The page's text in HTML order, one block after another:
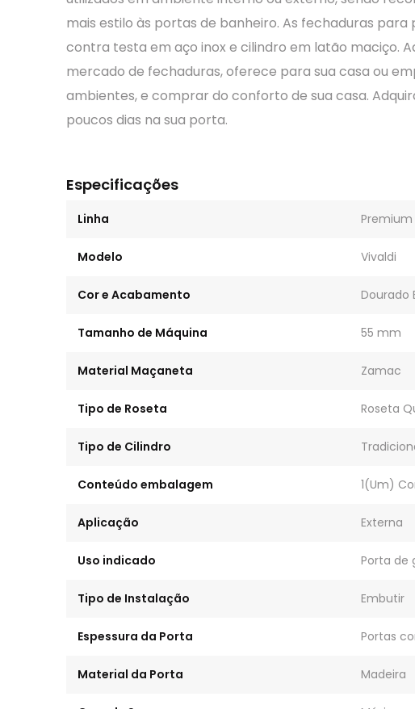
mais estilo às portas de banheiro. As fechaduras
contra testa em aço inox e cilindro em latão maciço.
mercado de fechaduras, oferece para sua casa ou
ambientes, e comprar do conforto de sua casa.
poucos dias na sua porta.
Especificações
Linha Premium
Modelo Vivaldi
Cor e Acabamento Dourado
Tamanho de Máquina 55 mm
Material Maçaneta Zamac
Tipo de Roseta Roseta
Tipo de Cilindro
Conteúdo embalagem 1(Um)
Aplicação Externa
Uso indicado Porta de
Tipo de Instalação Embutir
Espessura da Porta Portas
Material da Porta Madeira